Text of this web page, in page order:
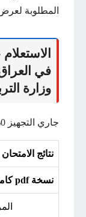
المطلوبة
في
وزارة
جاري التجهيز 0%
نتائج
نسخة pdf كاملة مجانية